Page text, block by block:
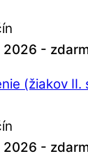
-
(žiakov II.
-